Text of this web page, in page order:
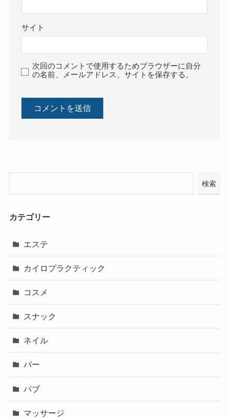
サイト
次回のコメントで使用するためブラウザーに自分
の名前、メールアドレス、サイトを保存する。
検索
カテゴリー
エステ
カイロプラクティック
コスメ
スナック
ネイル
バー
パブ
マッサージ